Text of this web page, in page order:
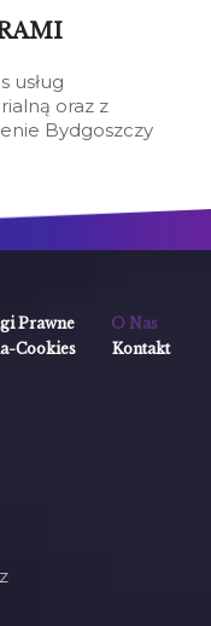
usług
oraz z
Bydgoszczy
Prawne
O Nas
Cookies Kontakt